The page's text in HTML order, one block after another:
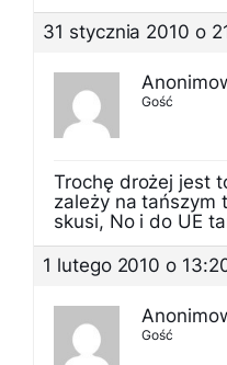
31 stycznia 2010 o
Gość
Trochę drożej jest
zależy na tańszym
skusi, No i do UE
1 lutego 2010 o
Gość